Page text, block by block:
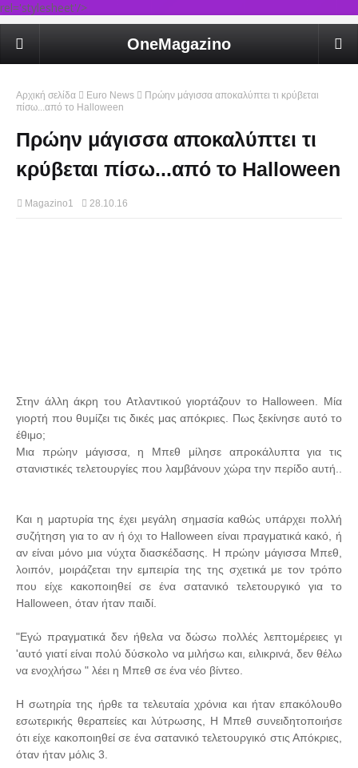
rel='stylesheet'/>
OneMagazino
Αρχική σελίδα Euro News
Πρώην μάγισσα αποκαλύπτει τι κρύβεται
πίσω...από το Ηalloween
Πρώην μάγισσα αποκαλύπτει τι
κρύβεται πίσω...από το Ηalloween
Magazino1 28.10.16
Στην άλλη άκρη του Ατλαντικού γιορτάζουν το Halloween. Μία
γιορτή που θυμίζει τις δικές μας απόκριες. Πως ξεκίνησε αυτό το
έθιμο;
Μια πρώην μάγισσα, η Μπεθ μίλησε απροκάλυπτα για τις
στανιστικές τελετουργίες που λαμβάνουν χώρα την περίδο αυτή..
Και η μαρτυρία της έχει μεγάλη σημασία καθώς υπάρχει πολλή
συζήτηση για το αν ή όχι το Halloween είναι πραγματικά κακό, ή
αν είναι μόνο μια νύχτα διασκέδασης. H πρώην μάγισσα Μπεθ,
λοιπόν, μοιράζεται την εμπειρία της της σχετικά με τον τρόπο
που είχε κακοποιηθεί σε ένα σατανικό τελετουργικό για το
Halloween, όταν ήταν παιδί.
"Εγώ πραγματικά δεν ήθελα να δώσω πολλές λεπτομέρειες γι
'αυτό γιατί είναι πολύ δύσκολο να μιλήσω και, ειλικρινά, δεν θέλω
να ενοχλήσω " λέει η Μπεθ σε ένα νέο βίντεο.
Η σωτηρία της ήρθε τα τελευταία χρόνια και ήταν επακόλουθο
εσωτερικής θεραπείες και λύτρωσης, Η Μπεθ συνειδητοποιήσε
ότι είχε κακοποιηθεί σε ένα σατανικό τελετουργικό στις Απόκριες,
όταν ήταν μόλις 3.